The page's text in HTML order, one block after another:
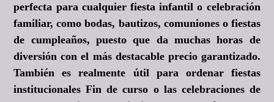
perfecta para cualquier fiesta infantil o celebración
familiar, como bodas, bautizos, comuniones o fiestas
de cumpleaños, puesto que da muchas horas de
diversión con el más destacable precio garantizado.
También es realmente útil para ordenar fiestas
institucionales Fin de curso o las celebraciones de